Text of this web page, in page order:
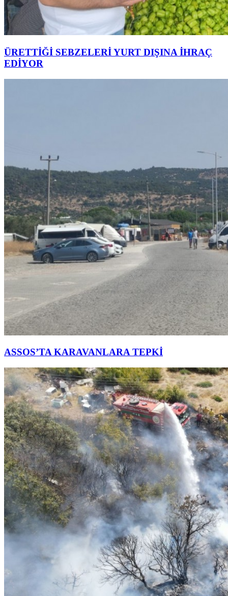
ÜRETTİĞİ SEBZELERİ YURT DIŞINA İHRAÇ
EDİYOR
ASSOS’TA KARAVANLARA TEPKİ